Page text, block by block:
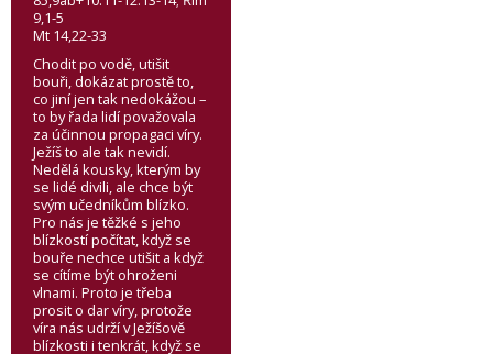
9,1-5
Mt 14,22-33
Chodit po vodě, utišit
bouři, dokázat prostě to,
co jiní jen tak nedokážou –
to by řada lidí považovala
za účinnou propagaci víry.
Ježíš to ale tak nevidí.
Nedělá kousky, kterým by
se lidé divili, ale chce být
svým učedníkům blízko.
Pro nás je těžké s jeho
blízkostí počítat, když se
bouře nechce utišit a když
se cítíme být ohroženi
vlnami. Proto je třeba
prosit o dar víry, protože
víra nás udrží v Ježíšově
blízkosti i tenkrát, když se